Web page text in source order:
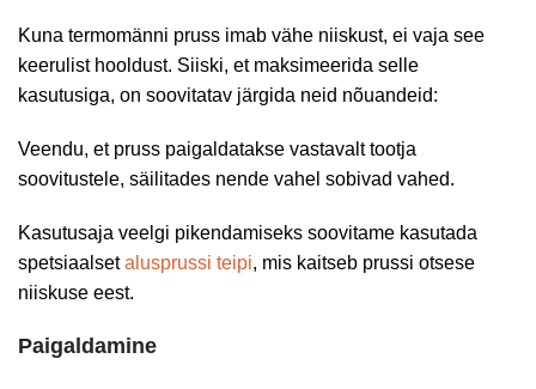
Kuna termomänni pruss imab vähe niiskust, ei vaja see
keerulist hooldust. Siiski, et maksimeerida selle
kasutusiga, on soovitatav järgida neid nõuandeid:
Veendu, et pruss paigaldatakse vastavalt tootja
soovitustele, säilitades nende vahel sobivad vahed.
Kasutusaja veelgi pikendamiseks soovitame kasutada
spetsiaalsetalusprussi teipi, mis kaitseb prussi otsese
niiskuse eest.
Paigaldamine